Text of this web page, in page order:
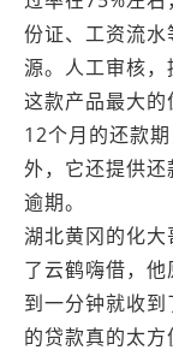
份证、工资流
源。人工审核，
这款产品最大
12个月的还款
外，它还提供
逾期。
湖北‌黄冈的化
了云鹤嗨借，
到一分钟就收
的贷款真的太